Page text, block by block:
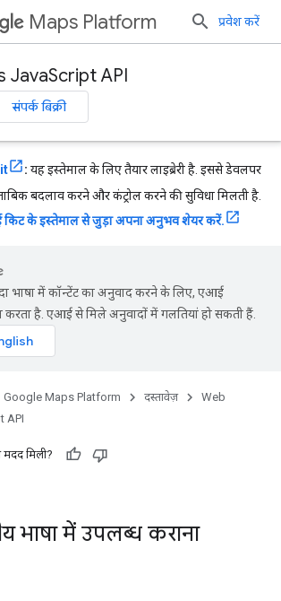
Maps Platform प्रवेश करें
JavaScript API
संपर्क बिक्री
: यह इस्तेमाल के लिए तैयार लाइब्रेरी है. इससे डेवलपर
बदलाव करने और कंट्रोल करने की सुविधा मिलती है.
के इस्तेमाल से जुड़ा अपना अनुभव शेयर करें.
भाषा में कॉन्टेंट का अनुवाद करने के लिए, एआई
करता है. एआई से मिले अनुवादों में गलतियां हो सकती हैं.
Google Maps Platform दस्तावेज़
Web
API
मिली?
भाषा में उपलब्ध कराना